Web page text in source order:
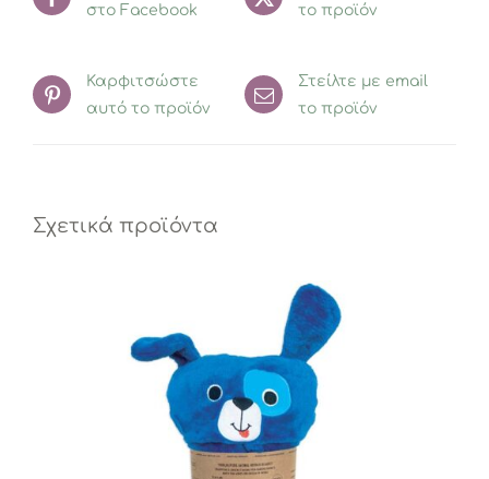
στο Facebook
το προϊόν
Καρφιτσώστε
αυτό το προϊόν
Στείλτε με email
το προϊόν
Σχετικά προϊόντα